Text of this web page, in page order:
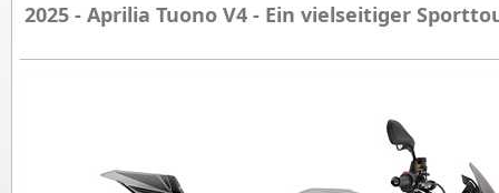
2025 - Aprilia Tuono V4 - Ein vielseitiger